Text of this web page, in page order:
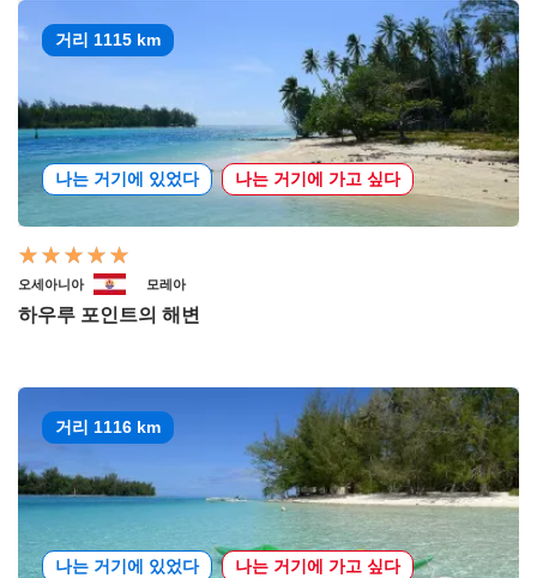
거리 1115 km
나는 거기에 있었다 나는 거기에 가고 싶다
오세아니아 모레아
하우루 포인트의 해변
거리 1116 km
나는 거기에 있었다 나는 거기에 가고 싶다